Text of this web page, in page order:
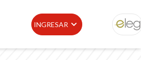
INGRESAR ELEG